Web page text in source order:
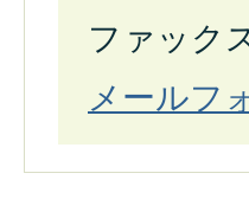
ファック
メールフ